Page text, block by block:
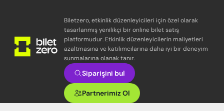
Biletzero, etkinlik düzenleyicileri için özel olarak
tasarlanmış yenilikçi bir online bilet satış
platformudur. Etkinlik düzenleyicilerin maliyetleri
azaltmasına ve katılımcılarına daha iyi bir deneyim
sunmalarına olanak tanır.
Siparişini bul
Partnerimiz Ol